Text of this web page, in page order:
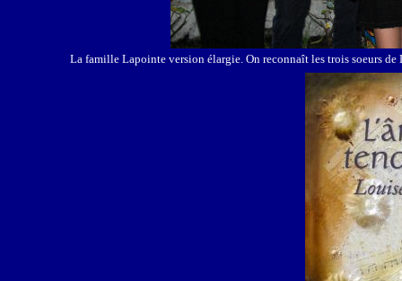
La famille Lapointe version élargie. On reconnaît les trois soeurs